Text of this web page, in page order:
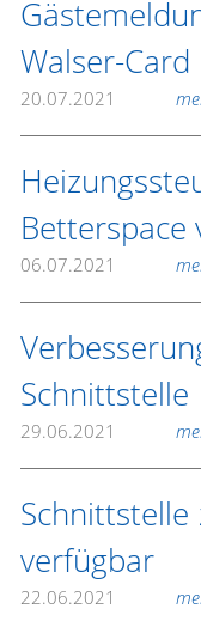
Walser-Card
20.07.2021
Betterspace
06.07.2021
Schnittstelle
29.06.2021
Schnittstelle
verfügbar
22.06.2021